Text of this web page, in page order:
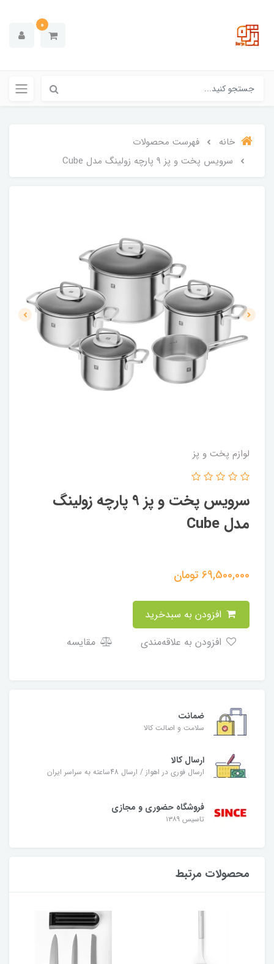
0
خانه
فهرست محصولات
سرویس پخت و پز 9 پارچه زولینگ مدل Cube
لوازم پخت و پز
سرویس پخت و پز 9 پارچه زولینگ
مدل Cube
69,500,000تومان
مقایسه
ضمانت
سلامت و اصالت کالا
ارسال کالا
ارسال فوری در اهواز / ارسال 48ساعته به سراسر ایران
فروشگاه حضوری و مجازی
تاسیس ۱۳۸۹
محصولات مرتبط